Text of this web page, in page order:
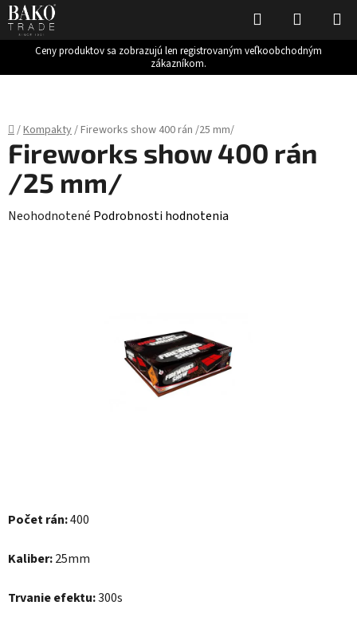
Ceny produktov sa zobrazujú len registrovaným veľkoobchodným
zákazníkom.
Hľadať
KOŠÍK
Domov
/Kompakty/Fireworks show 400 rán /25 mm/
Počet rán:400
Kaliber:25mm
Trvanie efektu:300s
Fireworks show 400 rán
/25 mm/
Priemerné
Neohodnotené Podrobnosti hodnotenia